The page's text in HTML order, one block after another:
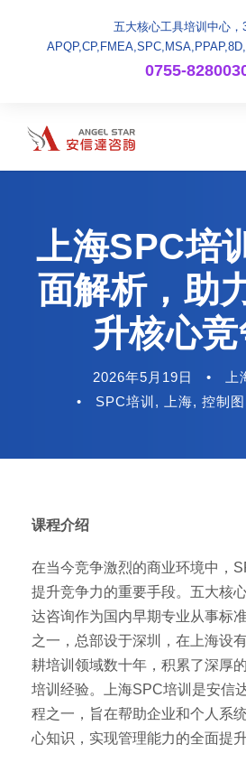
五大核心工具培训中心，
0755-
上海SPC培
面解析，助
升核心竞
2026年5月19日 •
•
SPC培训 , 上海, 控制图
课程介绍
在当今竞争激烈的商业环境中，
提升竞争力的重要手段。五大核
达咨询作为国内早期专业从事标
之一，总部设于深圳，在上海设
耕培训领域数十年，积累了深厚
培训经验。上海SPC培训是安信
程之一，旨在帮助企业和个人系
心知识，实现管理能力的全面提升